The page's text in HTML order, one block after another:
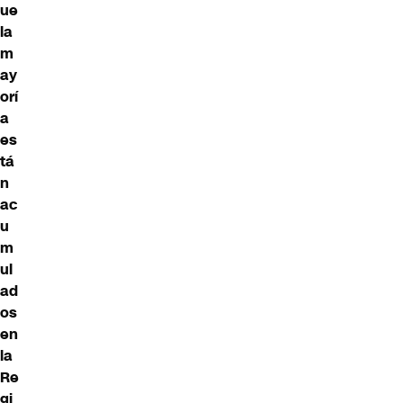
ue
la
m
ay
orí
a
es
tá
n
ac
u
m
ul
ad
os
en
la
Re
gi